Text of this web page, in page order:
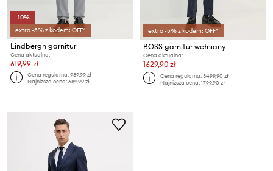
-10%
extra -5% z kodem: OFF*
Lindbergh garnitur
Cena aktualna:
619,99 zł
Cena regularna:989,99 zł
Najniższa cena:689,99 zł
extra -5% z kodem: OFF*
BOSS garnitur wełniany
Cena aktualna:
1629,90 zł
Cena regularna:3499,90 zł
Najniższa cena:1799,90 zł